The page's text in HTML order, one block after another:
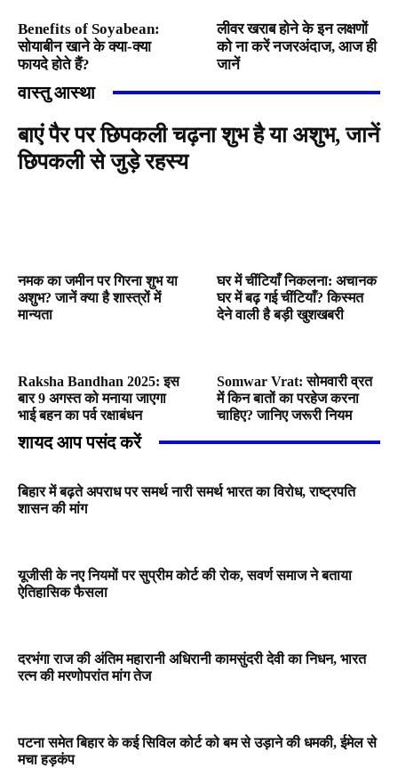
Benefits of Soyabean:
सोयाबीन खाने के क्या-क्या
फायदे होते हैं?
लीवर खराब होने के इन लक्षणों
को ना करें नजरअंदाज, आज ही
जानें
वास्तु आस्था
बाएं पैर पर छिपकली चढ़ना शुभ है या अशुभ, जानें
छिपकली से जुड़े रहस्य
नमक का जमीन पर गिरना शुभ या
अशुभ? जानें क्या है शास्त्रों में
मान्यता
घर में चींटियाँ निकलना: अचानक
घर में बढ़ गई चींटियाँ? किस्मत
देने वाली है बड़ी खुशखबरी
Raksha Bandhan 2025: इस
बार 9 अगस्त को मनाया जाएगा
भाई बहन का पर्व रक्षाबंधन
Somwar Vrat: सोमवारी व्रत
में किन बातों का परहेज करना
चाहिए? जानिए जरूरी नियम
शायद आप पसंद करें
बिहार में बढ़ते अपराध पर समर्थ नारी समर्थ भारत का विरोध, राष्ट्रपति
शासन की मांग
यूजीसी के नए नियमों पर सुप्रीम कोर्ट की रोक, सवर्ण समाज ने बताया
ऐतिहासिक फैसला
दरभंगा राज की अंतिम महारानी अधिरानी कामसुंदरी देवी का निधन, भारत
रत्न की मरणोपरांत मांग तेज
पटना समेत बिहार के कई सिविल कोर्ट को बम से उड़ाने की धमकी, ईमेल से
मचा हड़कंप